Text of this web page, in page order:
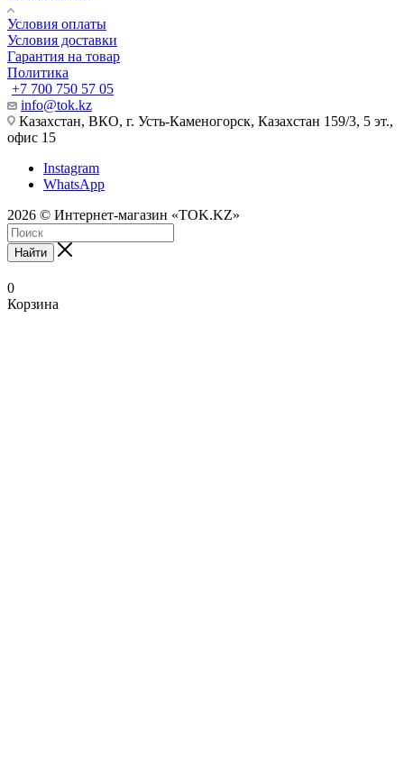
Условия оплаты
Условия доставки
Гарантия на товар
Политика
+7 700 750 57 05
info@tok.kz
Казахстан, ВКО, г. Усть-Каменогорск, Казахстан 159/3, 5 эт.,
офис 15
Instagram
WhatsApp
2026 © Интернет-магазин «TOK.KZ»
Найти
0
Корзина